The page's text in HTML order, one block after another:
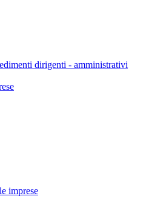
dirigenti - amministrativi
imprese